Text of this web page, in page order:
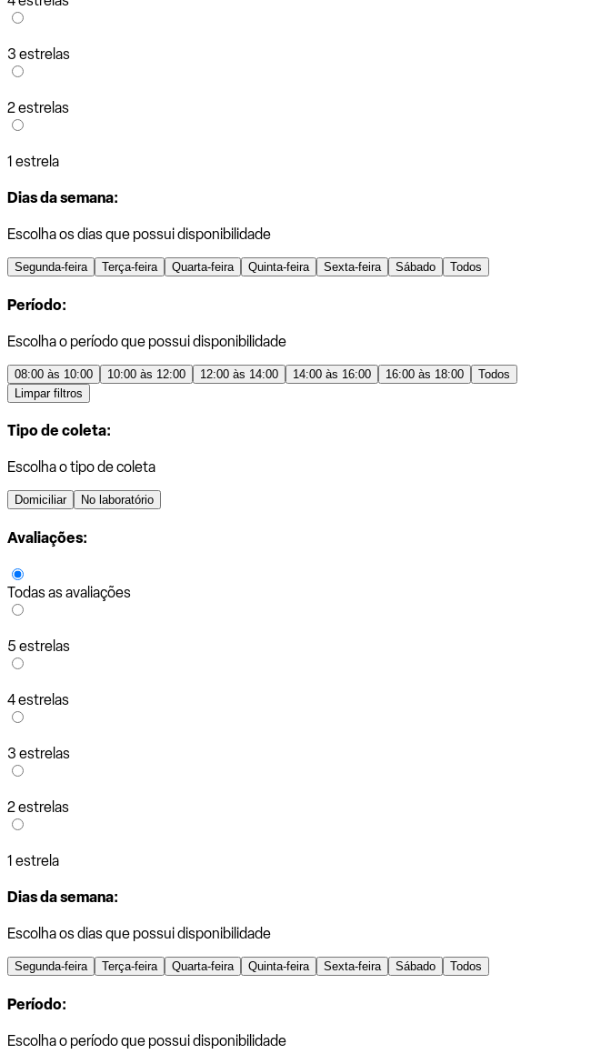
3 estrelas
2 estrelas
1 estrela
Dias da semana:
Escolha os dias que possui disponibilidade
Segunda-feira Terça-feira Quarta-feira Quinta-feira Sexta-feira Sábado Todos
Período:
Escolha o período que possui disponibilidade
08:00 às 10:00 10:00 às 12:00 12:00 às 14:00 14:00 às 16:00 16:00 às 18:00
Todos
Limpar filtros
Tipo de coleta:
Escolha o tipo de coleta
Domiciliar No laboratório
Avaliações:
Todas as avaliações
5 estrelas
4 estrelas
3 estrelas
2 estrelas
1 estrela
Dias da semana:
Escolha os dias que possui disponibilidade
Segunda-feira Terça-feira Quarta-feira Quinta-feira Sexta-feira Sábado Todos
Período:
Escolha o período que possui disponibilidade